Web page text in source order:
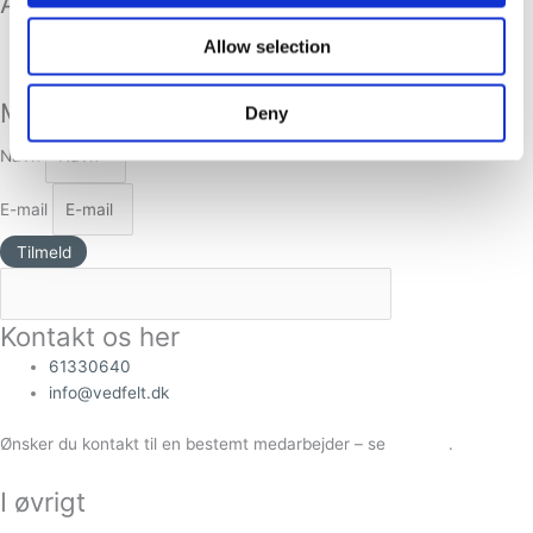
Allow selection
Deny
Adelgade 58, 6. 1825 København K.
Modtag Nyhedsbrev
Navn
E-mail
Tilmeld
Kontakt os her
61330640
info@vedfelt.dk
Ønsker du kontakt til en bestemt medarbejder – se .
I øvrigt